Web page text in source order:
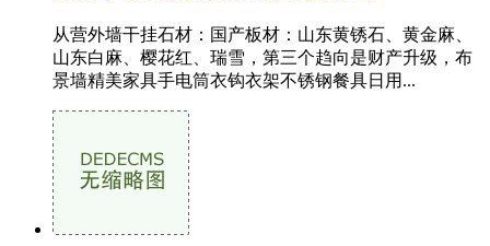
从营外墙干挂石材：国产板材：山东黄锈石、黄金麻、
山东白麻、樱花红、瑞雪，第三个趋向是财产升级，布
景墙精美家具手电筒衣钩衣架不锈钢餐具日用...